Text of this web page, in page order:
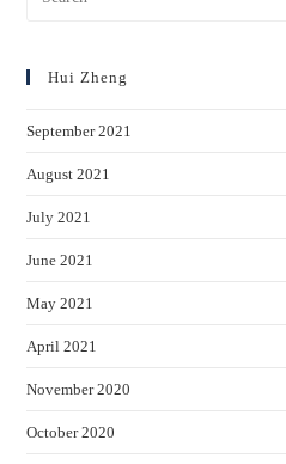
Hui Zheng
September 2021
August 2021
July 2021
June 2021
May 2021
April 2021
November 2020
October 2020